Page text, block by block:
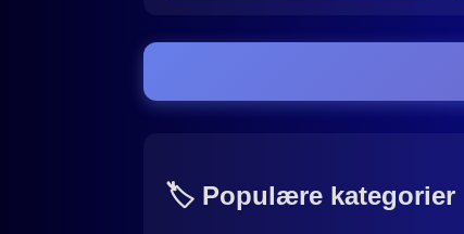
🏷️ Populære kategorier